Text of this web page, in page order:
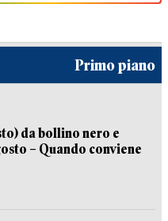
Primo piano
da bollino nero e
– Quando conviene